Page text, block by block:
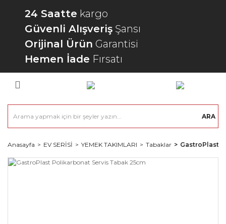
24 Saatte kargo
Güvenli Alışveriş Şansı
Orijinal Ürün Garantisi
Hemen İade Fırsatı
ARA
Anasayfa EV SERİSİ YEMEK TAKIMLARI Tabaklar GastroPlast